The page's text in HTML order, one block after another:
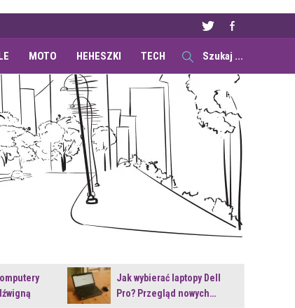
MOTO HEHESZKI TECH
Jak wybierać laptopy Dell
Pro? Przegląd nowych…